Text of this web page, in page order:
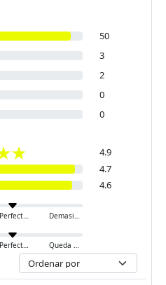
50
3
2
0
0
4.9
4.7
4.6
Perfecto Demasiado grande
Perfecto Queda holgado